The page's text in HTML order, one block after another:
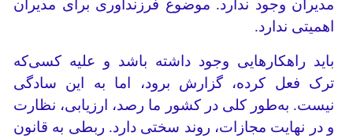
مدیران وجود ندارد. موضوع فرزندآوری برای مدیران
اهمیتی ندارد.
باید راهکارهایی وجود داشته باشد و علیه کسی‌که
ترک فعل کرده، گزارش برود، اما به این سادگی
نیست. به‌طور کلی در کشور ما رصد، ارزیابی، نظارت
و در نهایت مجازات، روند سختی دارد. ربطی به قانون